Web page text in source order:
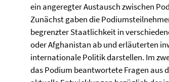
ein angeregter Austausch zwischen
Zunächst gaben die
begrenzter Staatlichkeit in
oder Afghanistan ab und erläuterten
internationale Politik darstellen. Im
das Podium beantwortete Fragen aus